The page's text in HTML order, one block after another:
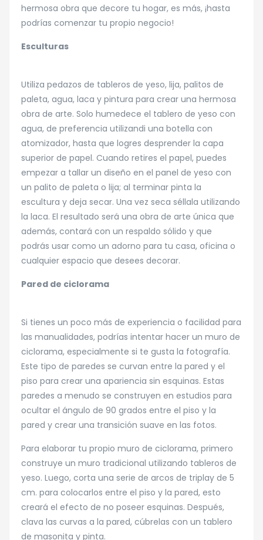
hermosa obra que decore tu hogar, es más, ¡hasta
podrías comenzar tu propio negocio!
Esculturas
Utiliza pedazos de tableros de yeso, lija, palitos de
paleta, agua, laca y pintura para crear una hermosa
obra de arte. Solo humedece el tablero de yeso con
agua, de preferencia utilizandi una botella con
atomizador, hasta que logres desprender la capa
superior de papel. Cuando retires el papel, puedes
empezar a tallar un diseño en el panel de yeso con
un palito de paleta o lija; al terminar pinta la
escultura y deja secar. Una vez seca séllala utilizando
la laca. El resultado será una obra de arte única que
además, contará con un respaldo sólido y que
podrás usar como un adorno para tu casa, oficina o
cualquier espacio que desees decorar.
Pared de ciclorama
Si tienes un poco más de experiencia o facilidad para
las manualidades, podrías intentar hacer un muro de
ciclorama, especialmente si te gusta la fotografía.
Este tipo de paredes se curvan entre la pared y el
piso para crear una apariencia sin esquinas. Estas
paredes a menudo se construyen en estudios para
ocultar el ángulo de 90 grados entre el piso y la
pared y crear una transición suave en las fotos.
Para elaborar tu propio muro de ciclorama, primero
construye un muro tradicional utilizando tableros de
yeso. Luego, corta una serie de arcos de triplay de 5
cm. para colocarlos entre el piso y la pared, esto
creará el efecto de no poseer esquinas. Después,
clava las curvas a la pared, cúbrelas con un tablero
de masonita y pinta.